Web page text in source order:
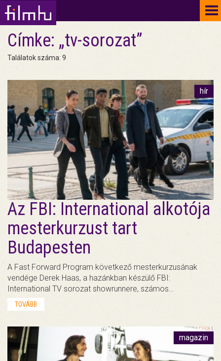
Címke: „tv-sorozat”
Találatok száma: 9
hír
Az FBI: International alkotója
mesterkurzust tart
Budapesten
A Fast Forward Program következő mesterkurzusának
vendége Derek Haas, a hazánkban készülő FBI:
International TV sorozat showrunnere, számos…
TOVÁBB
magazin